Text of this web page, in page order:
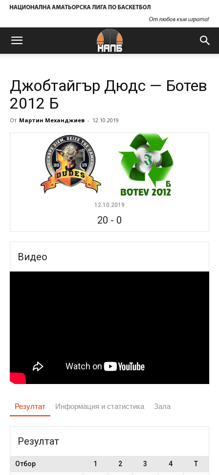
Джобтайгър Дюдс — Ботев
2012 Б
От Мартин Механджиев - 12.10.2019
12.10.2019
20 - 0
Видео
Резултат Информация и статистика Зала
Резултат
Отбор 1 2 3 4
T